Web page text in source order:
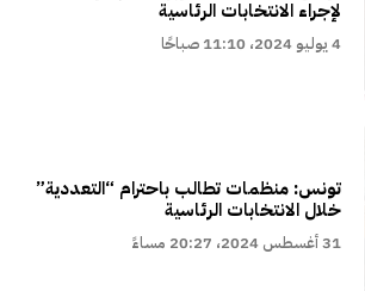
لإجراء الانتخابات الرئاسية
4 يوليو 2024، 11:10 صباحًا
تونس: منظمات تطالب باحترام “التعددية”
خلال الانتخابات الرئاسية
31 أغسطس 2024، 20:27 مساءً